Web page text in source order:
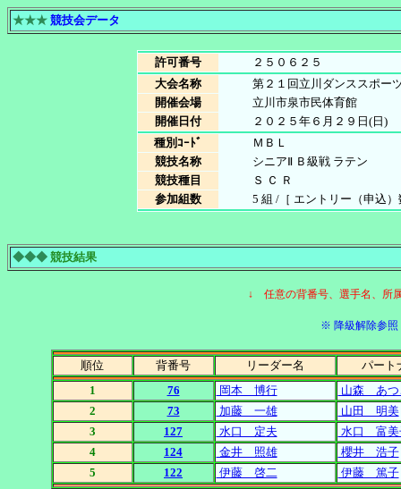
★★★ 競技会データ
許可番号
２５０６２５
大会名称
第２１回立川ダンススポー
開催会場
立川市泉市民体育館
開催日付
２０２５年６月２９日(日)
種別ｺｰﾄﾞ
ＭＢＬ
競技名称
シニアⅡ Ｂ級戦 ラテン
競技種目
Ｓ Ｃ Ｒ
参加組数
5 組 /［ エントリー（申込
◆◆◆ 競技結果
↓ 任意の背番号、選手名、所
※ 降級解除参照
順位 背番号 リーダー名
パート
1
76 岡本 博行
山森 あつ
2
73 加藤 一雄
山田 明美
3
127 水口 定夫
水口 富美
4
124 金井 照雄
櫻井 浩子
5
122 伊藤 啓二 伊藤 篤子